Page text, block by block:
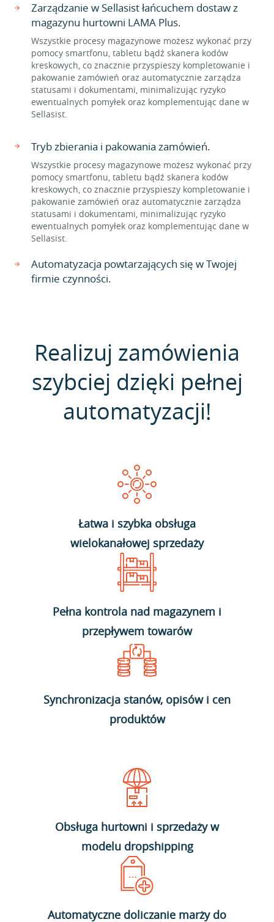
Zarządzanie w Sellasist łańcuchem dostaw z
magazynu hurtowni LAMA Plus.
Wszystkie procesy magazynowe możesz wykonać przy
pomocy smartfonu, tabletu bądź skanera kodów
kreskowych, co znacznie przyspieszy kompletowanie i
pakowanie zamówień oraz automatycznie zarządza
statusami i dokumentami, minimalizując ryzyko
ewentualnych pomyłek oraz komplementując dane w
Sellasist.
Tryb zbierania i pakowania zamówień.
Wszystkie procesy magazynowe możesz wykonać przy
pomocy smartfonu, tabletu bądź skanera kodów
kreskowych, co znacznie przyspieszy kompletowanie i
pakowanie zamówień oraz automatycznie zarządza
statusami i dokumentami, minimalizując ryzyko
ewentualnych pomyłek oraz komplementując dane w
Sellasist.
Automatyzacja powtarzających się w Twojej
firmie czynności.
Realizuj zamówienia
szybciej dzięki pełnej
automatyzacji!
Łatwa i szybka obsługa
wielokanałowej sprzedaży
Pełna kontrola nad magazynem i
przepływem towarów
Synchronizacja stanów, opisów i cen
produktów
Obsługa hurtowni i sprzedaży w
modelu dropshipping
Automatyczne doliczanie marży do